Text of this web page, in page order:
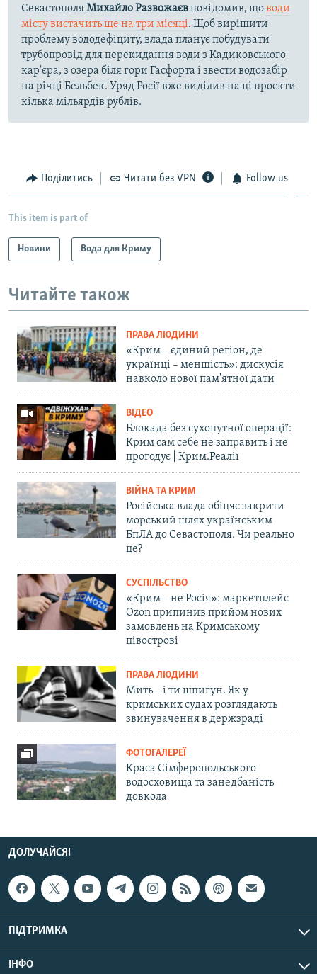
СевастополяМихайло Развожаєвповідомив, щоводи
місту вистачить ще на три місяці. Щоб вирішити
проблему вододефіциту, влада планує побудувати
трубопровід для перекидання води з Кадиковського
кар'єра, з озера біля гори Гасфорта і звести водозабір
на річці Бельбек. Уряд Росії вже виділив на ці проєкти
кілька мільярдів рублів.
Поділитись Читати без VPN Follow us
This item is part of
Новини Вода для Криму
Читайте також
ПРАВА ЛЮДИНИ
«Крим – єдиний регіон, де
українці – меншість»: дискусія
навколо нової пам'ятної дати
ВІДЕО
Блокада без сухопутної операції:
Крим сам себе не заправить і не
прогодує | Крим.Реалії
ВІЙНА ТА КРИМ
Російська влада обіцяє закрити
морський шлях українським
БпЛА до Севастополя. Чи реально
це?
СУСПІЛЬСТВО
«Крим – не Росія»: маркетплейс
Ozon припинив прийом нових
замовлень на Кримському
півострові
ПРАВА ЛЮДИНИ
Мить – і ти шпигун. Як у
кримських судах розглядають
звинувачення в держзраді
ФОТОГАЛЕРЕЇ
Краса Сімферопольського
водосховища та занедбаність
довкола
ДОЛУЧАЙСЯ!
ПІДТРИМКА
ІНФО